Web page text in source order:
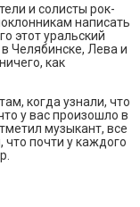
и солисты рок-
написать
этот уральский
Челябинске, Лева и
как
когда узнали, что
у вас произошло в
музыкант, все
почти у каждого